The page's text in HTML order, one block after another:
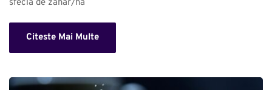
sfeclă de zahăr/ha
Citeste Mai Multe